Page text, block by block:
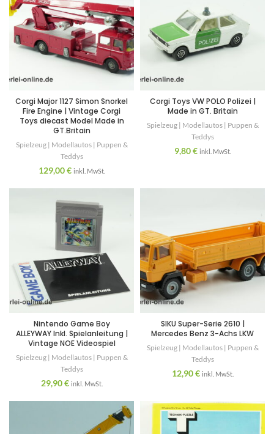
Corgi Major 1127 Simon Snorkel
Fire Engine | Vintage Corgi
Toys diecast Model Made in
GT.Britain
Spielzeug | Modellautos | Puppen &
Teddys
129,00€ inkl. MwSt.
Corgi Toys VW POLO Polizei |
Made in GT. Britain
Spielzeug | Modellautos | Puppen &
Teddys
9,80€ inkl. MwSt.
Nintendo Game Boy
ALLEYWAY Inkl. Spielanleitung |
Vintage NOE Videospiel
Spielzeug | Modellautos | Puppen &
Teddys
29,90€ inkl. MwSt.
SIKU Super-Serie 2610 |
Mercedes Benz 3-Achs LKW
Spielzeug | Modellautos | Puppen &
Teddys
12,90€ inkl. MwSt.